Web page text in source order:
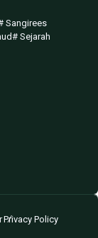
Sangirees
# Sejarah
Privacy Policy